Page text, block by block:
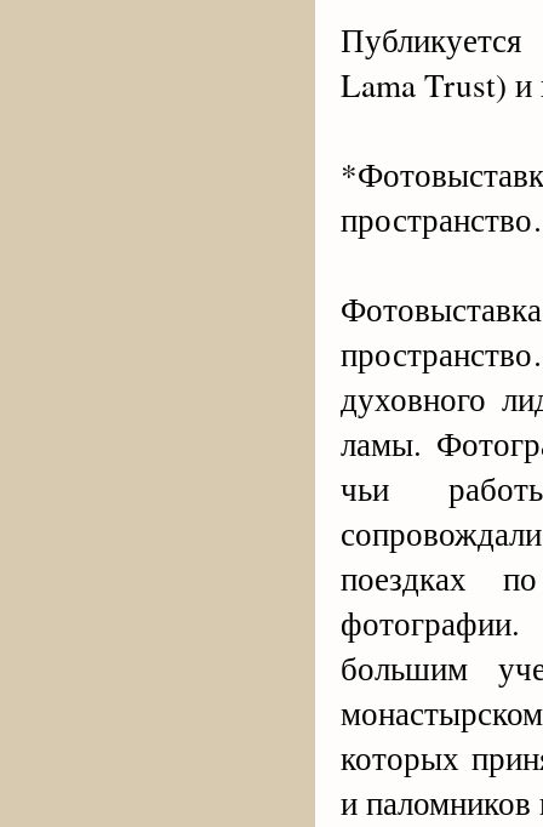
Lama Trust) и
духовного
ламы.
чьи
поездках
большим
которых
и паломников